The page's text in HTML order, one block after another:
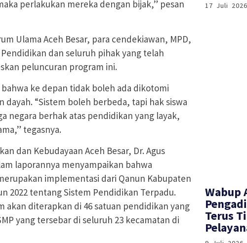
perlakukan mereka dengan bijak,” pesan
Ulama Aceh Besar, para cendekiawan, MPD,
dan seluruh pihak yang telah
peluncuran program ini.
ke depan tidak boleh ada dikotomi
dayah. “Sistem boleh berbeda, tapi hak siswa
negara berhak atas pendidikan yang layak,
tegasnya.
dan Kebudayaan Aceh Besar, Dr. Agus
laporannya menyampaikan bahwa
implementasi dari Qanun Kabupaten
2022 tentang Sistem Pendidikan Terpadu.
akan diterapkan di 46 satuan pendidikan yang
yang tersebar di seluruh 23 kecamatan di
17 Juli 2026
Wabup
Terus